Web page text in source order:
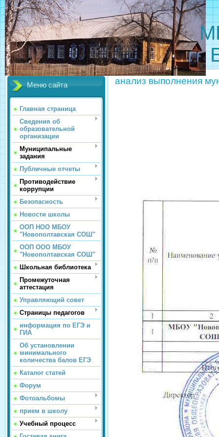
МБОУ
Меню сайта
Главная страница
Сведения об
образовательной
организации
Муниципальные
задания
Публичные отчеты
Противодействие
коррупции
Безопасность
Новости школы
ООП НОО МБОУ
"Новополтавская СОШ"
ООП ООО МБОУ
"Новополтавская СОШ"
Школьная библиотека
Промежуточная
аттестация
Управляющий совет
Страницы педагогов
информация по ЕГЭ и
ГИА
Об установлении
минимального
количества балов ЕГЭ
Каталог статей
Форум
Фотоальбомы
прием в школу
Учебный процесс
анализ выполнения